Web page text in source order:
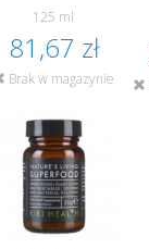
125 ml
81,67 zł
Brak w magazynie